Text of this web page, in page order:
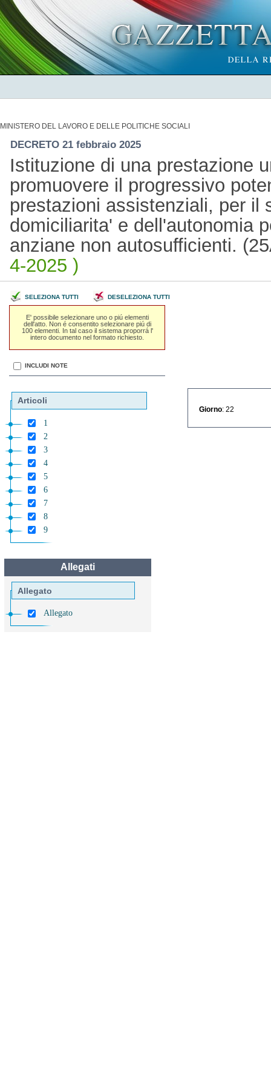
MINISTERO DEL LAVORO E DELLE POLITICHE SOCIALI
DECRETO 21 febbraio 2025
Istituzione di una prestazione
promuovere il progressivo
prestazioni assistenziali, per il
domiciliarita' e dell'autonomia
anziane non autosufficienti.
4-2025 )
SELEZIONA TUTTI DESELEZIONA TUTTI
E' possibile selezionare uno o piú elementi
dell'atto. Non é consentito selezionare piú di
100 elementi. In tal caso il sistema proporrá l'
intero documento nel formato richiesto.
INCLUDI NOTE
Articoli
1
2
3
4
5
6
7
8
9
Allegati
Allegato
Allegato
Giorno : 22